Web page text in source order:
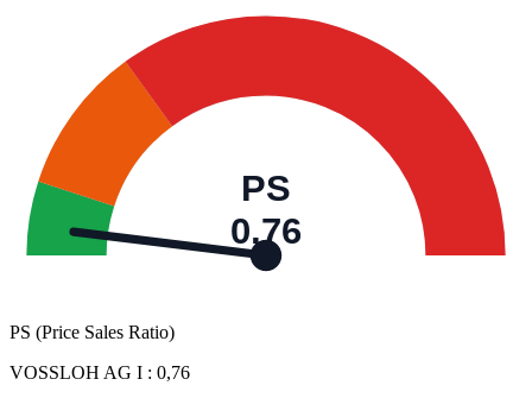
PS
0,76
PS (Price Sales Ratio)
VOSSLOH AG I : 0,76